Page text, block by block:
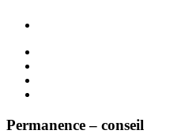
Permanence – conseil